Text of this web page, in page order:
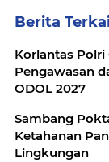
Berita
Korlantas Polri
Pengawasan
ODOL 2027
Sambang
Ketahanan
Lingkungan